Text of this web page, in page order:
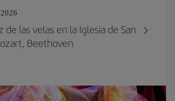
de las velas en la Iglesia de San
Beethoven